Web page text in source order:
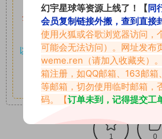
全站付费素材可提供补档服务“均有备
享。
以7z、7z分卷格式压缩，解压应下载
7-zip；安卓：zarchiver；
其它更多疑问请查看站内
1 0
幻宇星球等资源上线了！【同
会员复制链接外搬，查到直接
使用火狐或谷歌浏览器访问，
可能会无法访问）。网址发布
weme.ren （请加入收藏夹）
箱注册，如QQ邮箱、163邮
等邮箱，切勿使用临时邮箱，
码。【订单未到，记得提交工